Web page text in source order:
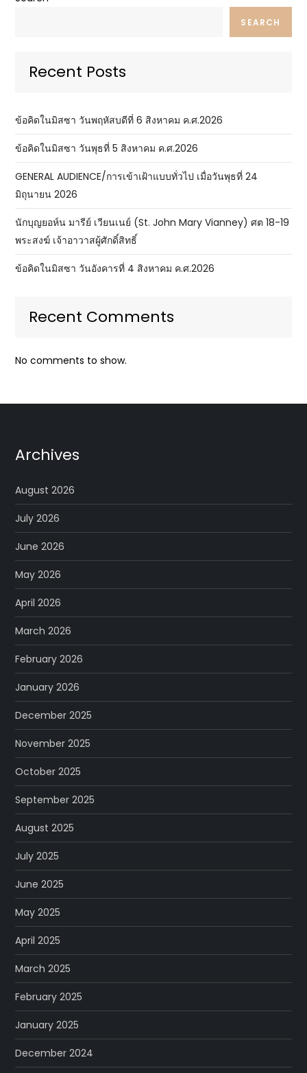
SEARCH
Recent Posts
ข้อคิดในมิสซา วันพฤหัสบดีที่ 6 สิงหาคม ค.ศ.2026
ข้อคิดในมิสซา วันพุธที่ 5 สิงหาคม ค.ศ.2026
GENERAL AUDIENCE/การเข้าเฝ้าแบบทั่วไป เมื่อวันพุธที่ 24
มิถุนายน 2026
นักบุญยอห์น มารีย์ เวียนเนย์ (St. John Mary Vianney) ศต 18-19
พระสงฆ์ เจ้าอาวาสผู้ศักดิ์สิทธิ์
ข้อคิดในมิสซา วันอังคารที่ 4 สิงหาคม ค.ศ.2026
Recent Comments
No comments to show.
Archives
August 2026
July 2026
June 2026
May 2026
April 2026
March 2026
February 2026
January 2026
December 2025
November 2025
October 2025
September 2025
August 2025
July 2025
June 2025
May 2025
April 2025
March 2025
February 2025
January 2025
December 2024